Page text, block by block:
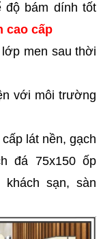
độ bám dính tốt
cao cấp
men sau thời
với môi trường
lát nền, gạch
đá 75x150 ốp
sạn, sàn